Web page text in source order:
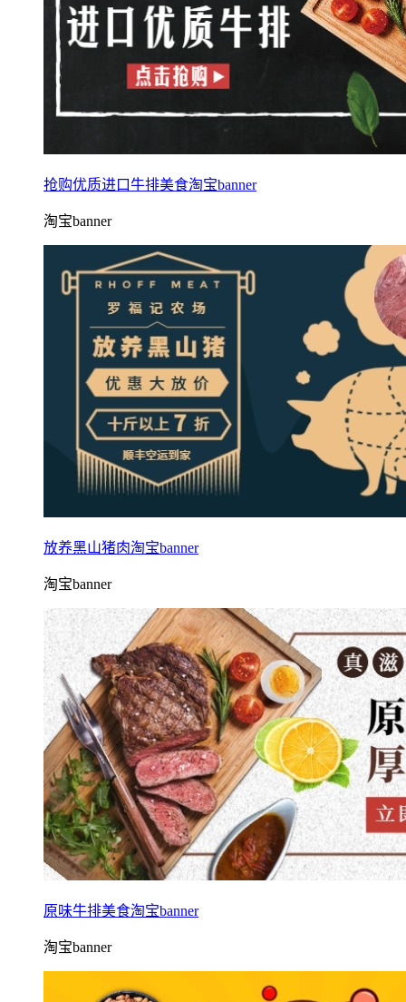
抢购优质进口牛排美食淘宝banner
淘宝banner
放养黑山猪肉淘宝banner
淘宝banner
原味牛排美食淘宝banner
淘宝banner